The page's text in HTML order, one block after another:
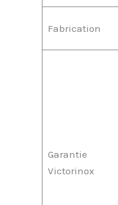
Fabrication
Garantie
Victorinox